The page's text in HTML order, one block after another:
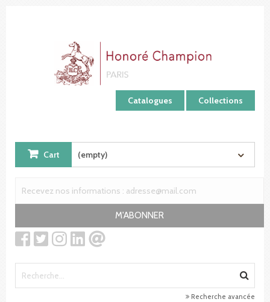
Catalogues Collections
Cart (empty)
M'ABONNER
Recherche avancée